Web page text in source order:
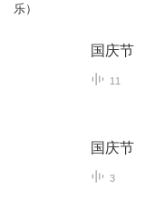
乐）
国庆节
11
国庆节
3